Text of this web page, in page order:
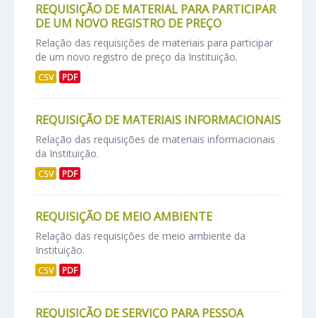
REQUISIÇÃO DE MATERIAL PARA PARTICIPAR
DE UM NOVO REGISTRO DE PREÇO
Relação das requisições de materiais para participar
de um novo registro de preço da Instituição.
CSV PDF
REQUISIÇÃO DE MATERIAIS INFORMACIONAIS
Relação das requisições de materiais informacionais
da Instituição.
CSV PDF
REQUISIÇÃO DE MEIO AMBIENTE
Relação das requisições de meio ambiente da
Instituição.
CSV PDF
REQUISIÇÃO DE SERVIÇO PARA PESSOA